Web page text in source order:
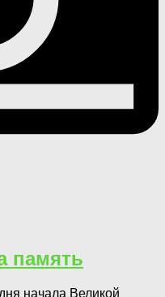
память
начала Великой